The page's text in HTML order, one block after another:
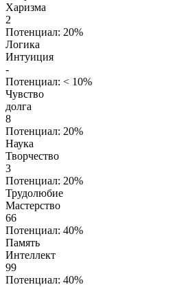
Харизма
2
Потенциал: 20%
Логика
Интуиция
-
Потенциал: < 10%
Чувство
долга
8
Потенциал: 20%
Наука
Творчество
3
Потенциал: 20%
Трудолюбие
Мастерство
66
Потенциал: 40%
Память
Интеллект
99
Потенциал: 40%